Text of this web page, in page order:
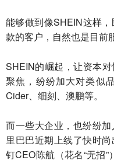
能够做到像SHEIN这样
款的客户，自然也是目前
SHEIN的崛起，让资本
聚焦，纷纷加大对类似
Cider、细刻、澳鹏等。
而一些大企业，也纷纷
里巴巴近期上线了快时
钉CEO陈航（花名“无招